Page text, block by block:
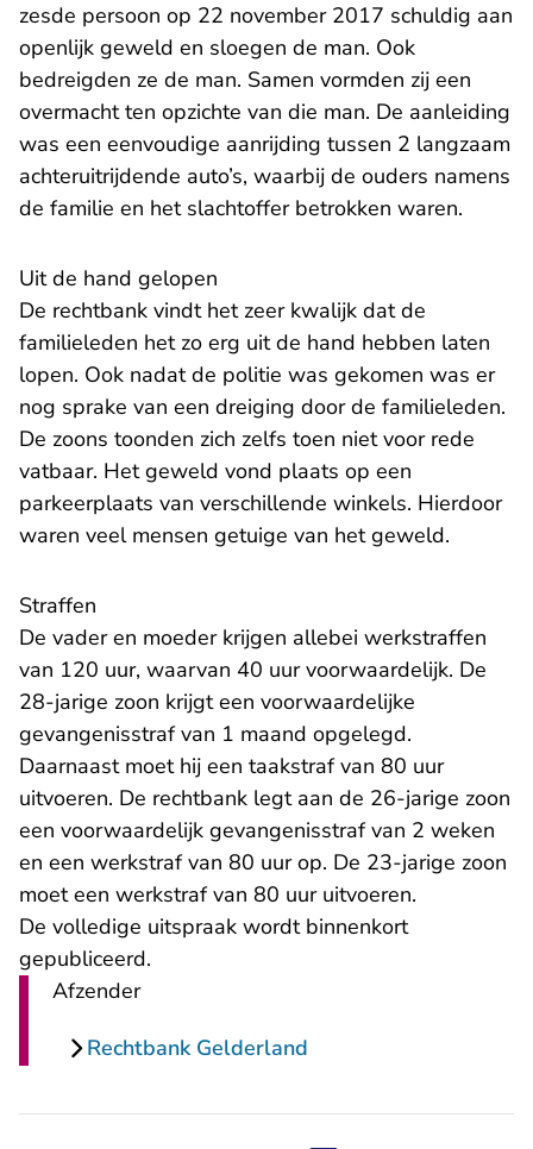
zesde persoon op 22 november 2017 schuldig aan
openlijk geweld en sloegen de man. Ook
bedreigden ze de man. Samen vormden zij een
overmacht ten opzichte van die man. De aanleiding
was een eenvoudige aanrijding tussen 2 langzaam
achteruitrijdende auto’s, waarbij de ouders namens
de familie en het slachtoffer betrokken waren.
Uit de hand gelopen
De rechtbank vindt het zeer kwalijk dat de
familieleden het zo erg uit de hand hebben laten
lopen. Ook nadat de politie was gekomen was er
nog sprake van een dreiging door de familieleden.
De zoons toonden zich zelfs toen niet voor rede
vatbaar. Het geweld vond plaats op een
parkeerplaats van verschillende winkels. Hierdoor
waren veel mensen getuige van het geweld.
Straffen
De vader en moeder krijgen allebei werkstraffen
van 120 uur, waarvan 40 uur voorwaardelijk. De
28-jarige zoon krijgt een voorwaardelijke
gevangenisstraf van 1 maand opgelegd.
Daarnaast moet hij een taakstraf van 80 uur
uitvoeren. De rechtbank legt aan de 26-jarige zoon
een voorwaardelijk gevangenisstraf van 2 weken
en een werkstraf van 80 uur op. De 23-jarige zoon
moet een werkstraf van 80 uur uitvoeren.
De volledige uitspraak wordt binnenkort
gepubliceerd.
Afzender
Rechtbank Gelderland